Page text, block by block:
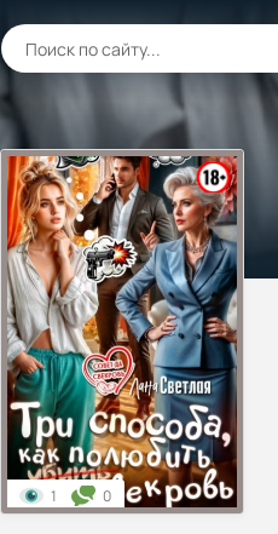
1 0